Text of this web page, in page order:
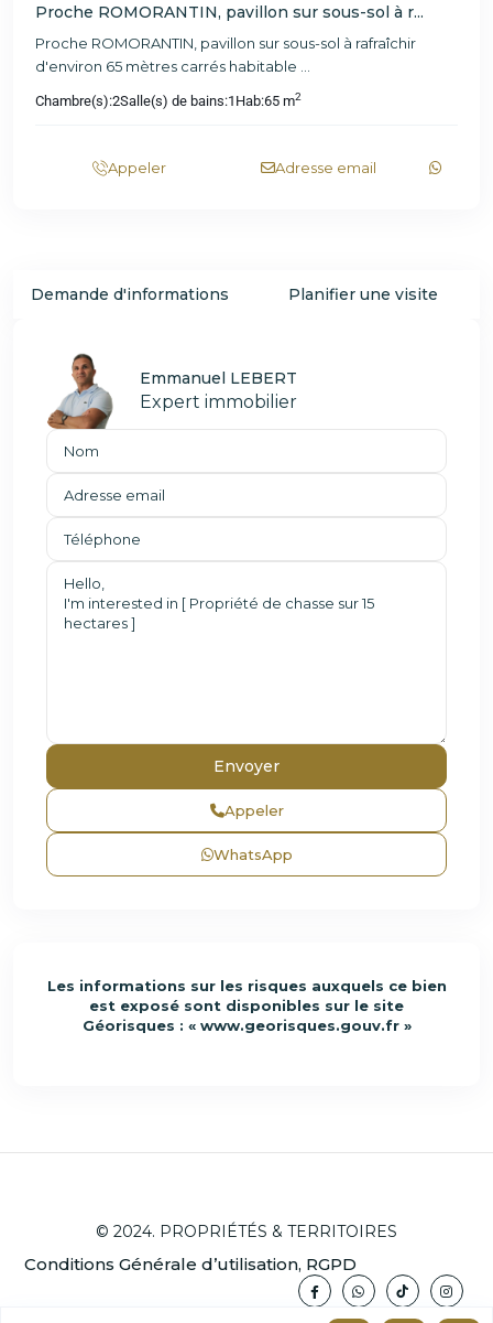
Proche ROMORANTIN, pavillon sur sous-sol à r...
Proche ROMORANTIN, pavillon sur sous-sol à rafraîchir
d'environ 65 mètres carrés habitable
Chambre(s):2Salle(s) de bains:1 Hab:65 m2
Appeler Adresse email
Demande d'informations Planifier une visite
Emmanuel LEBERT
Expert immobilier
Appeler
WhatsApp
Les informations sur les risques auxquels ce bien
est exposé sont disponibles sur le site
Géorisques : « www.georisques.gouv.fr»
© 2024. PROPRIÉTÉS & TERRITOIRES
Conditions Générale d’utilisation, RGPD